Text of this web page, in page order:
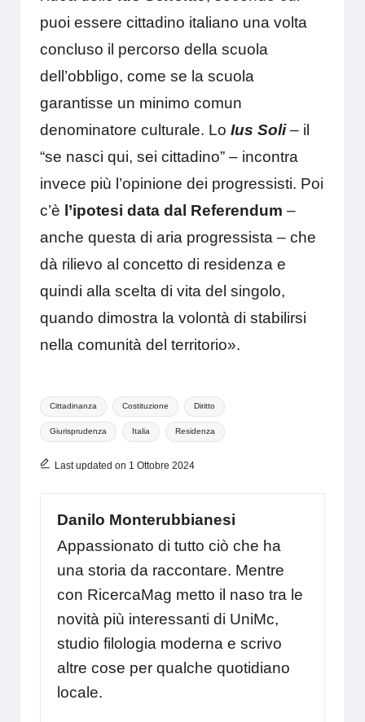
puoi essere cittadino italiano una volta
concluso il percorso della scuola
dell’obbligo, come se la scuola
garantisse un minimo comun
denominatore culturale. Lo Ius Soli – il
“se nasci qui, sei cittadino” – incontra
invece più l’opinione dei progressisti. Poi
c’è l’ipotesi data dal Referendum –
anche questa di aria progressista – che
dà rilievo al concetto di residenza e
quindi alla scelta di vita del singolo,
quando dimostra la volontà di stabilirsi
nella comunità del territorio».
Tags:
Cittadinanza Costituzione Diritto
Giurisprudenza Italia Residenza
Last updated on 1 Ottobre 2024
Danilo Monterubbianesi
Appassionato di tutto ciò che ha
una storia da raccontare. Mentre
con RicercaMag metto il naso tra le
novità più interessanti di UniMc,
studio filologia moderna e scrivo
altre cose per qualche quotidiano
locale.